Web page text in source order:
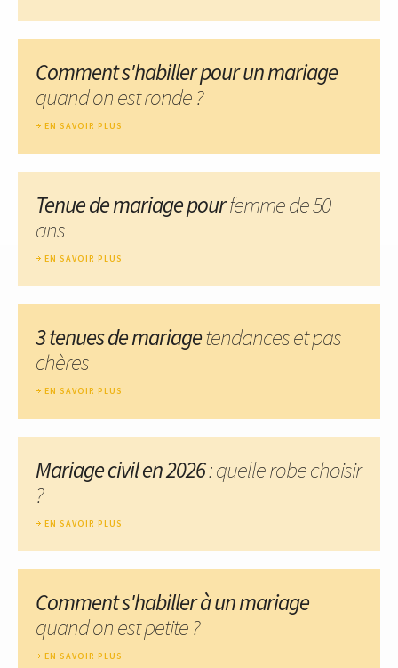
Comment s'habiller pour un mariage
quand on est ronde ?
EN SAVOIR PLUS
Tenue de mariage pourfemme de 50
ans
EN SAVOIR PLUS
3 tenues de mariagetendances et pas
chères
EN SAVOIR PLUS
Mariage civil en 2026: quelle robe choisir
?
EN SAVOIR PLUS
Comment s'habiller à un mariage
quand on est petite ?
EN SAVOIR PLUS